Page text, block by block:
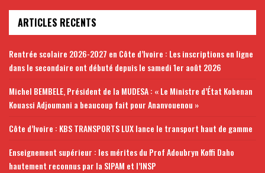
ARTICLES RECENTS
Rentrée scolaire 2026-2027 en Côte d’Ivoire : Les inscriptions en ligne
dans le secondaire ont débuté depuis le samedi 1er août 2026
Michel BEMBELE, Président de la MUDESA : « Le Ministre d’État Kobenan
Kouassi Adjoumani a beaucoup fait pour Ananvouenou »
Côte d’Ivoire : KBS TRANSPORTS LUX lance le transport haut de gamme
Enseignement supérieur : les mérites du Prof Adoubryn Koffi Daho
hautement reconnus par la SIPAM et l’INSP